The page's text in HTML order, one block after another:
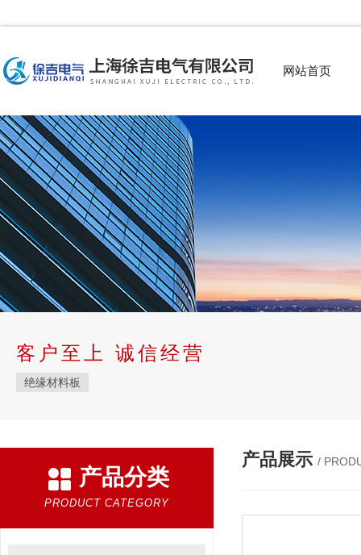
网站首页
客户至上 诚信经营
绝缘材料板
产品分类
PRODUCT CATEGORY
产品展示 /